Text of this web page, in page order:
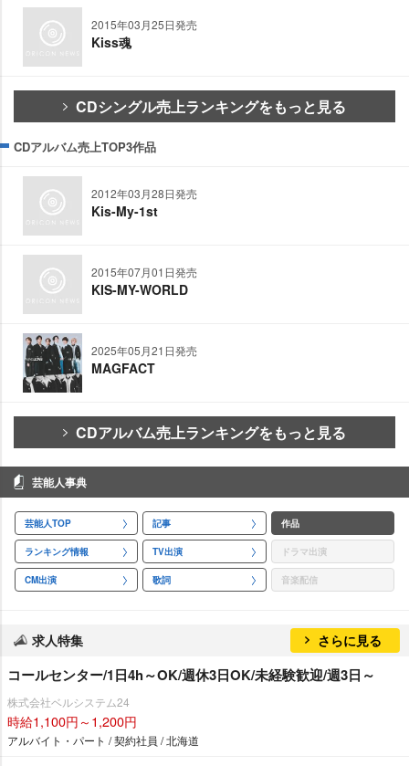
2015年03月25日発売
Kiss魂
CDシングル売上ランキングをもっと見る
CDアルバム売上TOP3作品
2012年03月28日発売
Kis-My-1st
2015年07月01日発売
KIS-MY-WORLD
2025年05月21日発売
MAGFACT
CDアルバム売上ランキングをもっと見る
芸能人事典
芸能人TOP 記事 作品
ランキング情報 TV出演 ドラマ出演
CM出演 歌詞 音楽配信
求人特集 さらに見る
コールセンター/1日4h～OK/週休3日OK/未経験歓迎/週3日～
株式会社ベルシステム24
時給1,100円～1,200円
アルバイト・パート / 契約社員 / 北海道